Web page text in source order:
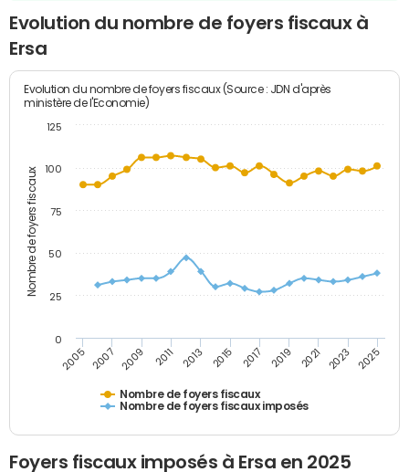
Evolution du nombre de foyers fiscaux à
Ersa
Nombre de foyers fiscaux
Evolution du nombre de foyers fiscaux (Source : JDN d'après
ministère de l'Economie)
Nombre de foyers fiscaux
Nombre de foyers fiscaux imposés
2005 2007 2009 2011 2013 2015 2017 2019 2021 2023 2025
0
25
50
75
100
125
Foyers fiscaux imposés à Ersa en 2025